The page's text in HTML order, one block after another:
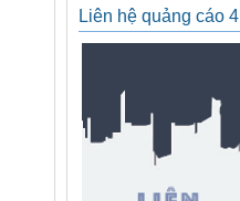
Liên hệ quảng cáo 4